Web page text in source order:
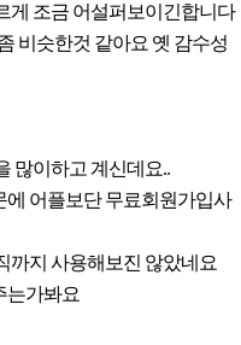
게 조금 어설퍼보이긴합니다
비슷한것 같아요 옛 감수성
많이하고 계신데요..
어플보단 무료회원가입사
까지 사용해보진 않았네요
는가봐요